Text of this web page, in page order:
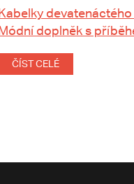
doplněk s
ČÍST CELÉ